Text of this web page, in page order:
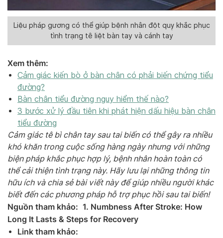
Liệu pháp gương có thể giúp bệnh nhân đột quỵ khắc phục
tình trạng tê liệt bàn tay và cánh tay
Xem thêm:
Cảm giác kiến bò ở bàn chân có phải biến chứng tiểu
đường?
Bàn chân tiểu đường nguy hiểm thế nào?
3 bước xử lý đầu tiên khi phát hiện dấu hiệu bàn chân
tiểu đường
Cảm giác tê bì chân tay sau tai biến có thể gây ra nhiều
khó khăn trong cuộc sống hàng ngày nhưng với những
biện pháp khắc phục hợp lý, bệnh nhân hoàn toàn có
thể cải thiện tình trạng này. Hãy lưu lại những thông tin
hữu ích và chia sẻ bài viết này để giúp nhiều người khác
biết đến các phương pháp hỗ trợ phục hồi sau tai biến!
Nguồn tham khảo: 1. Numbness After Stroke: How
Long It Lasts & Steps for Recovery
Link tham khảo: